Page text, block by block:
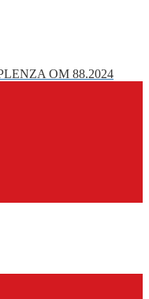
OM 88.2024